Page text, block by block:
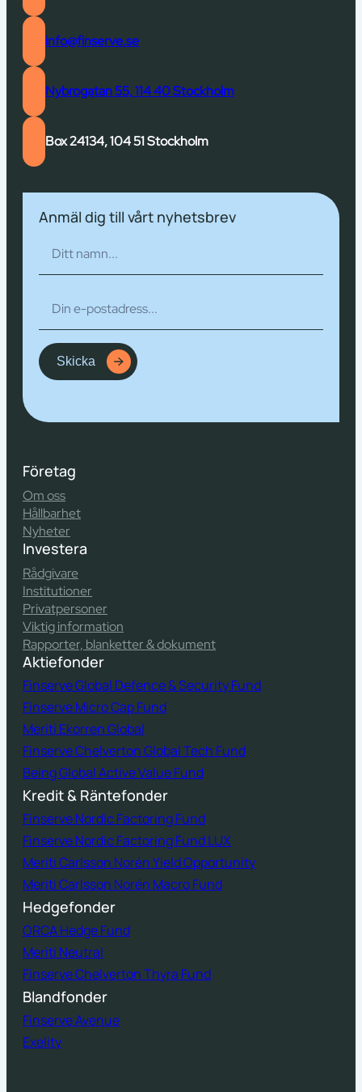
info@finserve.se
Nybrogatan 55, 114 40 Stockholm
Box 24134, 104 51 Stockholm
Anmäl dig till vårt nyhetsbrev
Skicka
Företag
Om oss
Hållbarhet
Nyheter
Investera
Rådgivare
Institutioner
Privatpersoner
Viktig information
Rapporter, blanketter & dokument
Aktiefonder
Finserve Global Defence & Security Fund
Finserve Micro Cap Fund
Meriti Ekorren Global
Finserve Chelverton Global Tech Fund
Being Global Active Value Fund
Kredit & Räntefonder
Finserve Nordic Factoring Fund
Finserve Nordic Factoring Fund LUX
Meriti Carlsson Norén Yield Opportunity
Meriti Carlsson Norén Macro Fund
Hedgefonder
ORCA Hedge Fund
Meriti Neutral
Finserve Chelverton Thyra Fund
Blandfonder
Finserve Avenue
Exelity